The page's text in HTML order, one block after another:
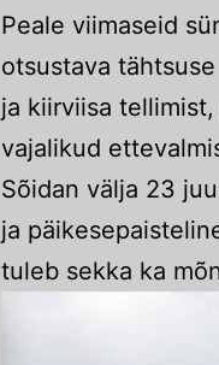
Peale viimaseid
otsustava
ja kiirviisa
vajalikud
Sõidan välja 23
ja
tuleb sekka ka